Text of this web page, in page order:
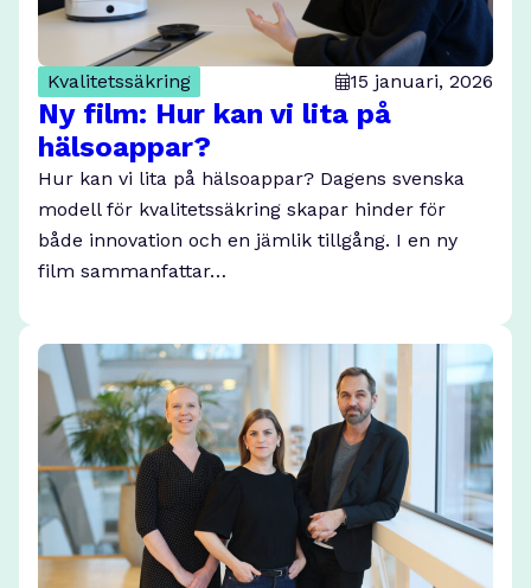
Kvalitetssäkring 15 januari, 2026
Ny film: Hur kan vi lita på
hälsoappar?
Hur kan vi lita på hälsoappar? Dagens svenska
modell för kvalitetssäkring skapar hinder för
både innovation och en jämlik tillgång. I en ny
film sammanfattar…